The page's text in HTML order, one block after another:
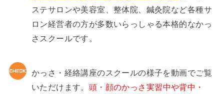
ステサロンや美容室、整体院、鍼灸院など各種サ
ロン経営者の方が多数いらっしゃる本格的なかっ
さスクールです。
かっさ・経絡講座のスクールの様子を動画でご覧
いただけます。 頭・顔のかっさ実習中や背中・